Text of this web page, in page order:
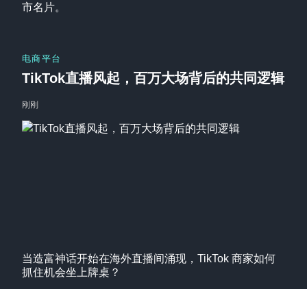
市名片。
当造富神话开始在海外直播间涌现，TikTok 商家如何
抓住机会坐上牌桌？
电商平台
TikTok直播风起，百万大场背后的共同逻辑
刚刚